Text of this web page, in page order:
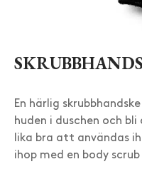
En härlig
huden i duschen och
lika bra att användas
ihop med en body